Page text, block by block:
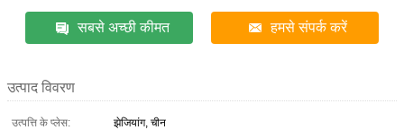
सबसे अच्छी कीमत हमसे संपर्क करें
उत्पाद विवरण
उत्पत्ति के प्लेस:
झेजियांग, चीन